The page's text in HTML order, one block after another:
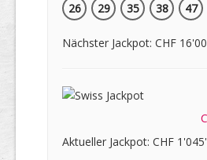
26
29 35 38 47
Nächster Jackpot: CHF
Aktueller Jackpot: CHF